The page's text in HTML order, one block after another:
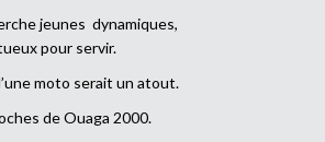
jeunes dynamiques,
pour servir.
moto serait un atout.
de Ouaga 2000.